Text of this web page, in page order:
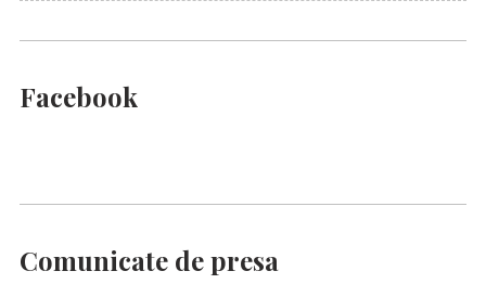
Facebook
Comunicate de presa